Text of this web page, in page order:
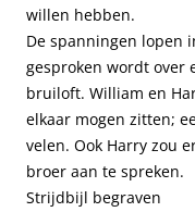
willen hebben.
De spanningen lopen
gesproken wordt over
bruiloft. William en
elkaar mogen zitten;
velen. Ook Harry zou
broer aan te spreken.
Strijdbijl begraven